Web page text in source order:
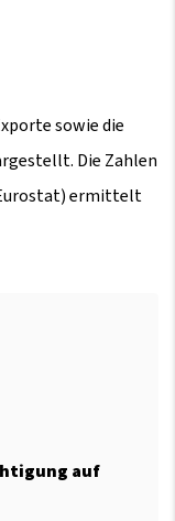
sowie die
Die Zahlen
ermittelt
auf